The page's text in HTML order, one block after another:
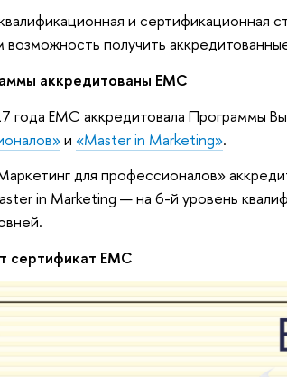
и сертификационная
возможность получить
аккредитованы EMC
года EMC аккредитовала Программы
и «Master in Marketing».
для профессионалов»
in Marketing — на 6-й уровень
сертификат EMC